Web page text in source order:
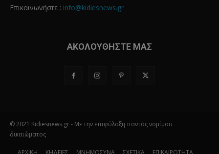
Επικοινωνήστε : info@kidiesnews.gr
ΑΚΟΛΟΥΘΗΣΤΕ ΜΑΣ
© 2021 Kidiesnews.gr - Με την επιφύλαξη παντός νομίμου
δικαιώματος
ΑΡΧΙΚΗ ΚΗΔΕΙΕΣ ΜΝΗΜΟΣΥΝΑ ΣΧΕΤΙΚΑ ΕΠΙΚΑΙΡΟΤΗΤΑ